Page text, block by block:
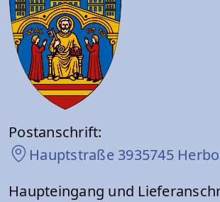
Postanschrift:
Hauptstraße 3935745
Haupteingang und